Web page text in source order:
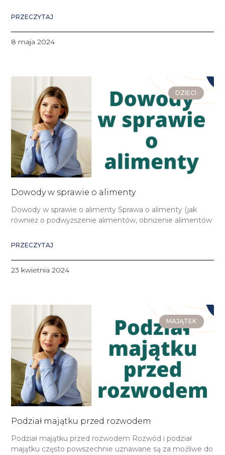
PRZECZYTAJ
8 maja 2024
DZIECI
Dowody w sprawie o alimenty
Dowody w sprawie o alimenty Sprawa o alimenty (jak
również o podwyższenie alimentów, obniżenie alimentów
PRZECZYTAJ
23 kwietnia 2024
MAJĄTEK
Podział majątku przed rozwodem
Podział majątku przed rozwodem Rozwód i podział
majątku często powszechnie uznawane są za możliwe do